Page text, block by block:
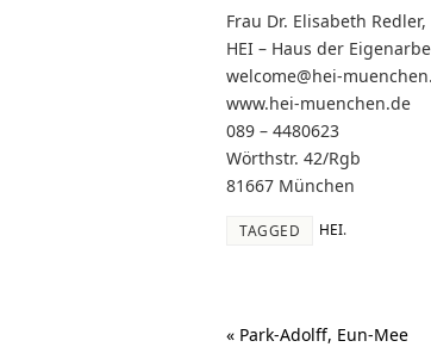
Frau Dr. Elisabeth
HEI – Haus der
welcome@hei-
www.hei-muenchen.de
089 – 4480623
Wörthstr. 42/Rgb
81667 München
TAGGED HEI.
« Park-Adolff, Eun-Mee